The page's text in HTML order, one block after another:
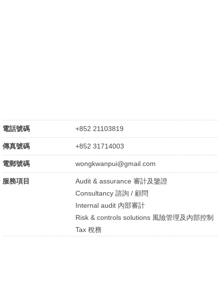
電話號碼 +852 21103819
傳真號碼 +852 31714003
電郵號碼 wongkwanpui@gmail.com
服務項目
Audit & assurance 審計及鑒證
Consultancy 諮詢 / 顧問
Internal audit 內部審計
Risk & controls solutions 風險管理及內部控制
Tax 稅務